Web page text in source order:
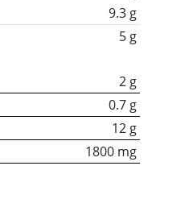
9.3 g
5 g
2 g
0.7 g
12 g
1800 mg